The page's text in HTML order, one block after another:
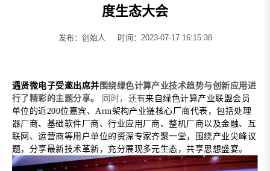
度生态大会
发布：创始人 时间：2023-07-17 16:15:38
遇贤微电子受邀出席并 围绕绿色计算产业技术趋势与创新应用进
行了精彩的主题分享。
同时，还有来自绿色计算产业联盟会员
单位的近200位嘉宾、Arm架构产业链核心厂商代表，包括处理
器厂商、基础软件厂商、行业应用厂商、整机厂商以及金融、互
联网、运营商等用户单位的资深专家齐聚一堂，围绕产业尖峰议
题，分享最新技术革新，充分展现多元生态，共享思想盛宴。